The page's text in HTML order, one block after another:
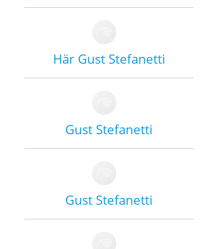
Här Gust Stefanetti
Gust Stefanetti
Gust Stefanetti